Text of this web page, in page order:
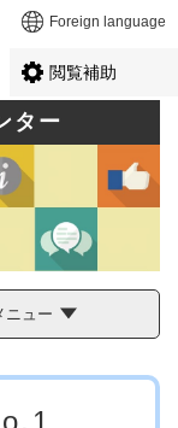
Foreign language
閲覧補助
ター
ニュー